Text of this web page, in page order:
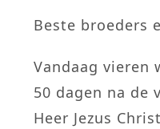
Beste broeders
Vandaag vieren
50 dagen na de
Heer Jezus